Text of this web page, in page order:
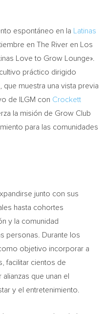
espontáneo en la
Latinas
en The River en Los
Love to Grow Lounge».
práctico dirigido
, que muestra una vista previa
de ILGM con Crockett
la misión de Grow Club
para las comunidades
junto con sus
hasta cohortes
y la comunidad
personas. Durante los
objetivo incorporar a
facilitar cientos de
que unan el
y el entretenimiento.